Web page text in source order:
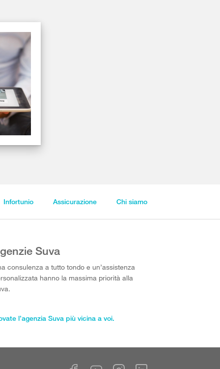
Infortunio Assicurazione Chi siamo
Suva
consulenza a tutto tondo e un’assistenza
hanno la massima priorità alla
l’agenzia Suva più vicina a voi.